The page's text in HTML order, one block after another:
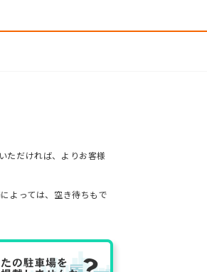
ただければ、よりお客様
よっては、空き待ちもで